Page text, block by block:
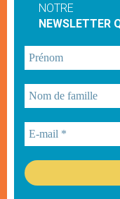
NOTRE
NEWSLETTER